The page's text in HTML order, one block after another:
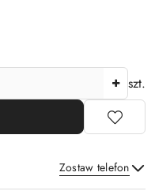
szt.
Zostaw telefon